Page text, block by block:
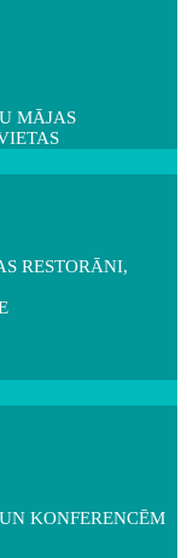
MĀJAS
RESTORĀNI,
KONFERENCĒM